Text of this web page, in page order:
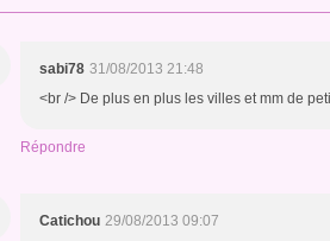
sabi78 31/08/2013 21:48
<br /> De plus en plus les villes et mm de
Répondre
Catichou 29/08/2013 09:07